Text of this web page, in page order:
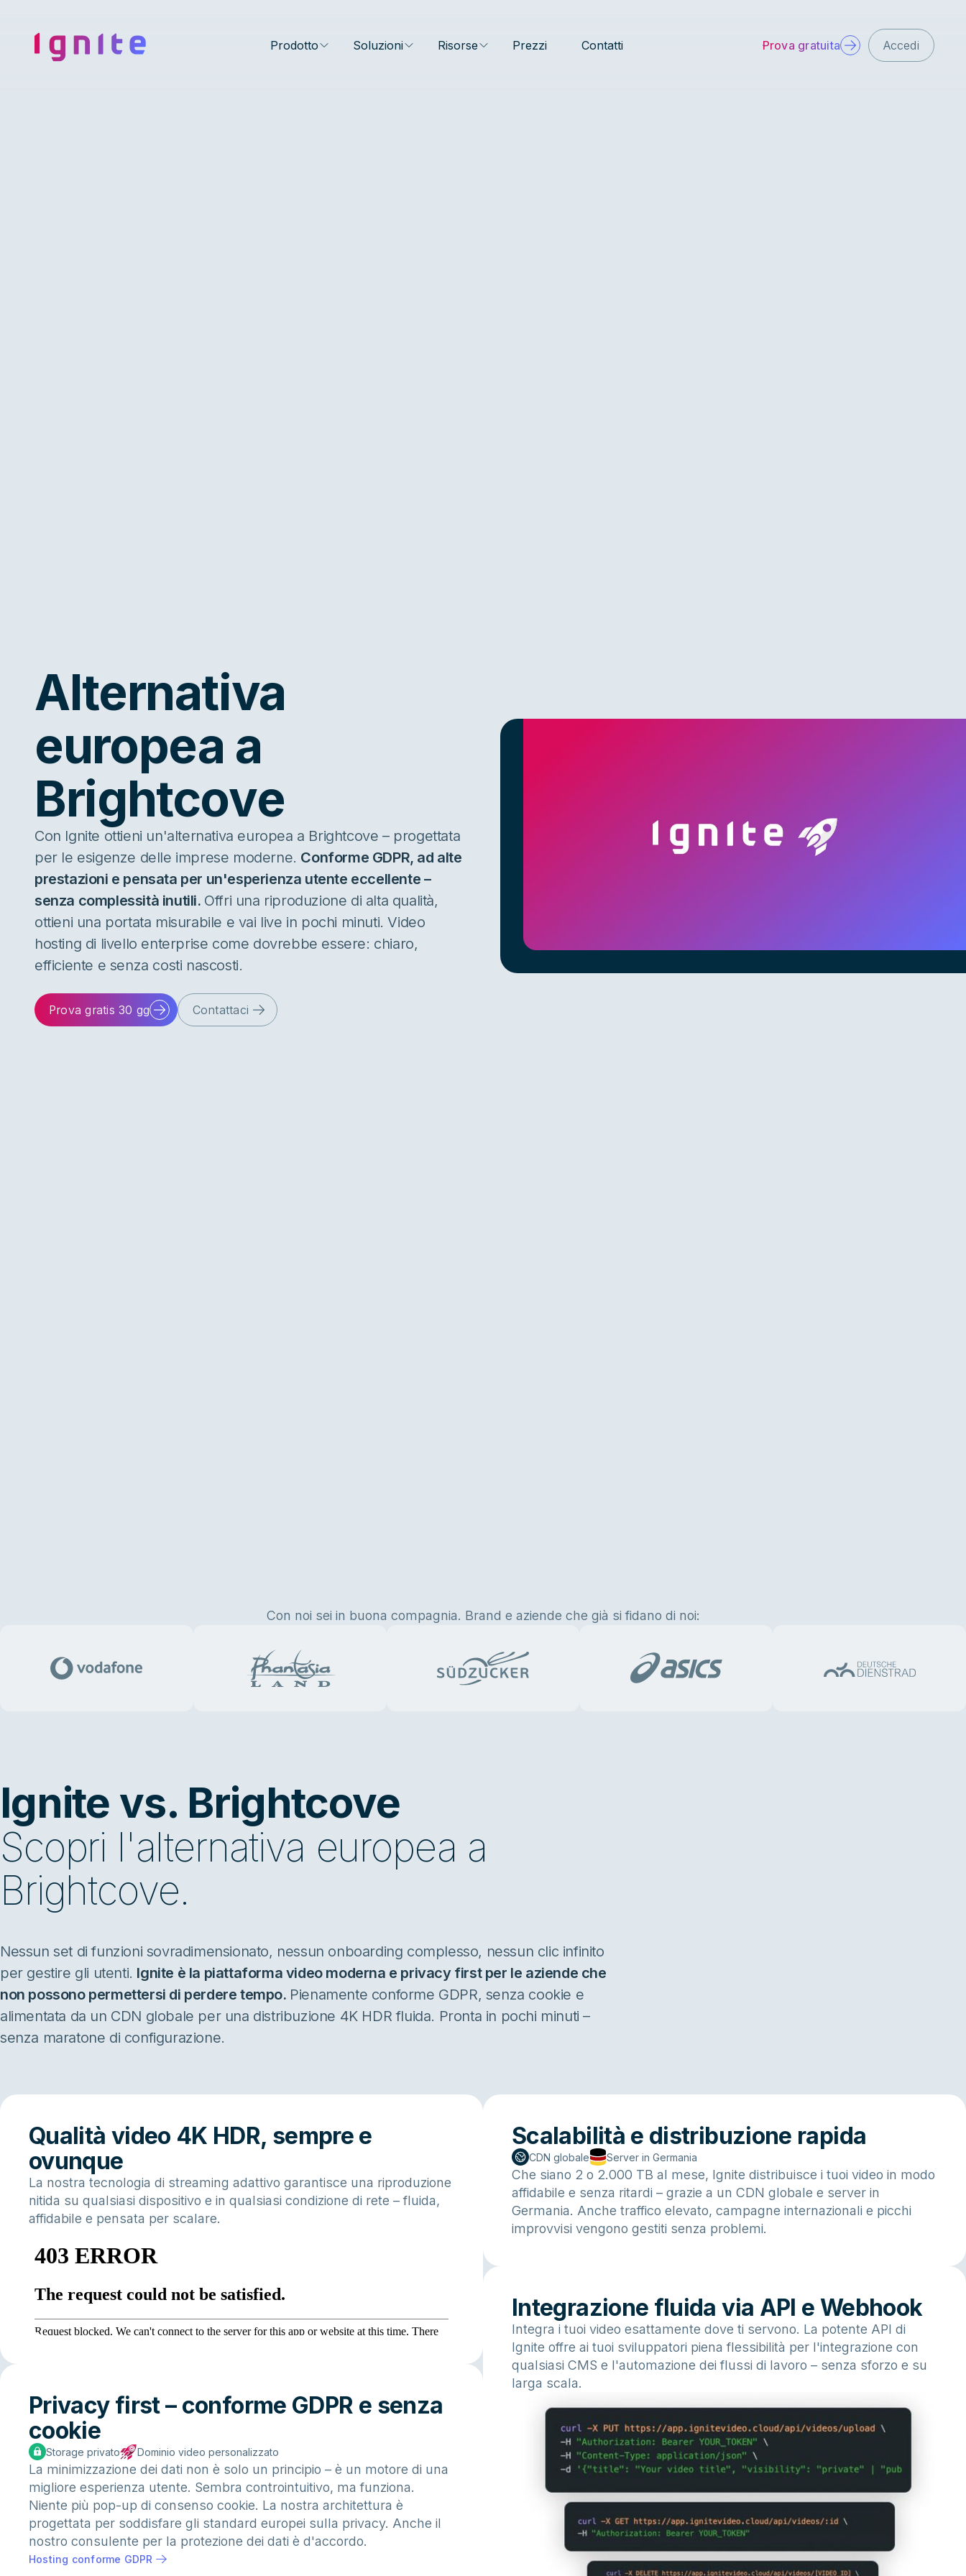
Ignite • Video Experience Cloud Prodotto Soluzioni Risorse Prezzi Contatti Prova gratuita Accedi
Alternativa
europea a
Brightcove
Con Ignite ottieni un'alternativa europea a Brightcove – progettata
per le esigenze delle imprese moderne. Conforme GDPR, ad alte
prestazioni e pensata per un'esperienza utente eccellente –
senza complessità inutili. Offri una riproduzione di alta qualità,
ottieni una portata misurabile e vai live in pochi minuti. Video
hosting di livello enterprise come dovrebbe essere: chiaro,
efficiente e senza costi nascosti.
Prova gratis 30 gg Contattaci
Con noi sei in buona compagnia. Brand e aziende che già si fidano di noi:
Ignite vs. Brightcove
Scopri l'alternativa europea a
Brightcove.
Nessun set di funzioni sovradimensionato, nessun onboarding complesso, nessun clic infinito
per gestire gli utenti. Ignite è la piattaforma video moderna e privacy first per le aziende che
non possono permettersi di perdere tempo. Pienamente conforme GDPR, senza cookie e
alimentata da un CDN globale per una distribuzione 4K HDR fluida. Pronta in pochi minuti –
senza maratone di configurazione.
Qualità video 4K HDR, sempre e
ovunque
La nostra tecnologia di streaming adattivo garantisce una riproduzione
nitida su qualsiasi dispositivo e in qualsiasi condizione di rete – fluida,
affidabile e pensata per scalare.
Privacy first – conforme GDPR e senza
cookie
Storage privato Dominio video personalizzato
La minimizzazione dei dati non è solo un principio – è un motore di una
migliore esperienza utente. Sembra controintuitivo, ma funziona.
Niente più pop-up di consenso cookie. La nostra architettura è
progettata per soddisfare gli standard europei sulla privacy. Anche il
nostro consulente per la protezione dei dati è d'accordo.
Hosting conforme GDPR
Scalabilità e distribuzione rapida
CDN globale Server in Germania
Che siano 2 o 2.000 TB al mese, Ignite distribuisce i tuoi video in modo
affidabile e senza ritardi – grazie a un CDN globale e server in
Germania. Anche traffico elevato, campagne internazionali e picchi
improvvisi vengono gestiti senza problemi.
Integrazione fluida via API e Webhook
Integra i tuoi video esattamente dove ti servono. La potente API di
Ignite offre ai tuoi sviluppatori piena flessibilità per l'integrazione con
qualsiasi CMS e l'automazione dei flussi di lavoro – senza sforzo e su
larga scala.